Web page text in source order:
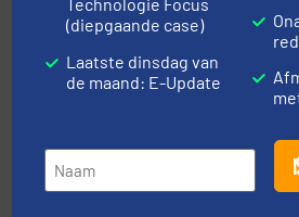
Dinnissen BV
Wereldwijd opererend specialist in
procestechnologie en
(diepgaande case)
Laatste dinsdag van
de maand: E-Update